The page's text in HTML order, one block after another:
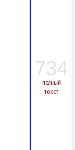
734
полный
текст